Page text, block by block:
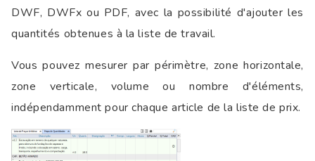
DWF, DWFx ou PDF, avec la possibilité d'ajouter les
quantités obtenues à la liste de travail.
Vous pouvez mesurer par périmètre, zone horizontale,
zone verticale, volume ou nombre d'éléments,
indépendamment pour chaque article de la liste de prix.